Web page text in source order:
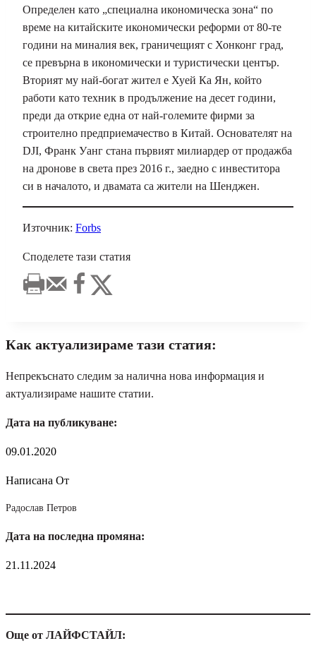
Определен като „специална икономическа зона“ по
време на китайските икономически реформи от 80-те
години на миналия век, граничещият с Хонконг град,
се превърна в икономически и туристически център.
Вторият му най-богат жител е Хуей Ка Ян, който
работи като техник в продължение на десет години,
преди да открие една от най-големите фирми за
строително предприемачество в Китай. Основателят на
DJI, Франк Уанг стана първият милиардер от продажба
на дронове в света през 2016 г., заедно с инвеститора
си в началото, и двамата са жители на Шенджен.
Източник: Forbs
Споделете тази статия
Как актуализираме тази статия:
Непрекъснато следим за налична нова информация и
актуализираме нашите статии.
Дата на публикуване:
09.01.2020
Написана От
Радослав Петров
Дата на последна промяна:
21.11.2024
Още от ЛАЙФСТАЙЛ: